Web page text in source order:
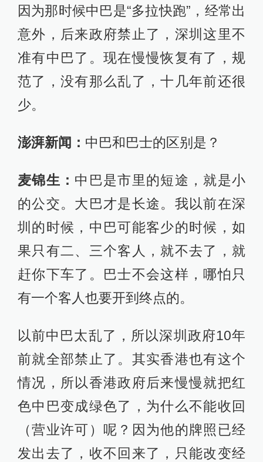
因为那时候中巴是“多拉快跑”，经常出
意外，后来政府禁止了，深圳这里不
准有中巴了。现在慢慢恢复有了，规
范了，没有那么乱了，十几年前还很
少。
澎湃新闻： 中巴和巴士的区别是？
麦锦生： 中巴是市里的短途，就是小
的公交。大巴才是长途。我以前在深
圳的时候，中巴可能客少的时候，如
果只有二、三个客人，就不去了，就
赶你下车了。巴士不会这样，哪怕只
有一个客人也要开到终点的。
以前中巴太乱了，所以深圳政府10年
前就全部禁止了。其实香港也有这个
情况，所以香港政府后来慢慢就把红
色中巴变成绿色了，为什么不能收回
（营业许可）呢？因为他的牌照已经
发出去了，收不回来了，只能改变经